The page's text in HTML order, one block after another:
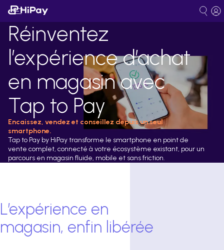
Réinventez
l’expérience d’achat
en magasin avec
Tap to Pay
Encaissez, vendez et conseillez depuis un seul
smartphone.
Tap to Pay by HiPay transforme le smartphone en point de
vente complet, connecté à votre écosystème existant, pour un
parcours en magasin fluide, mobile et sans friction.
L’expérience en
magasin, enfin libérée